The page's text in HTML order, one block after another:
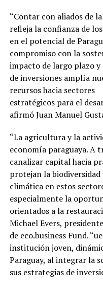
“Contar con aliados de
refleja la confianza de
en el potencial de
compromiso con la
impacto de largo plazo
de inversiones amplía
recursos hacia sectores
estratégicos para el
afirmó Juan Manuel
“La agricultura y la
economía paraguaya. A
canalizar capital hacia
protejan la
climática en estos
especialmente la
orientados a la
Michael Evers,
de eco.business Fund.
institución joven,
Paraguay, al integrar la
sus estrategias de